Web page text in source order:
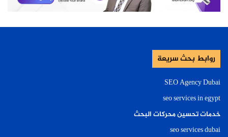
روابط بحث سريعة
SEO Agency Dubai
seo services in egypt
خدمات تحسين محركات البحث
seo services dubai